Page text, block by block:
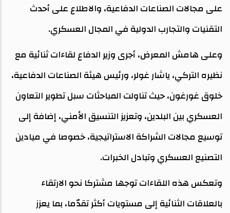
على مجالات الصناعات الدفاعية، والاطلاع على أحدث
التقنيات والتجارب الدولية في المجال العسكري.
وعلى هامش المعرض، أجرى وزير الدفاع لقاءات ثنائية مع
نظيره التركي، ياشار غولر، ورئيس هيئة الصناعات الدفاعية،
خلوق غورغون، حيث تناولت المباحثات سبل تطوير التعاون
العسكري بين البلدين، وتعزيز التنسيق الأمني، إضافة إلى
توسيع مجالات الشراكة الاستراتيجية، خصوصا في ميادين
التصنيع العسكري وتبادل الخبرات.
وتعكس هذه اللقاءات توجها مشتركا نحو الارتقاء
بالعلاقات الثنائية إلى مستويات أكثر تقدّما، بما يعزز